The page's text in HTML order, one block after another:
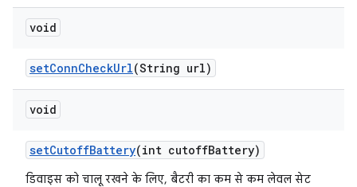
void
setConnCheckUrl(String url)
void
setCutoffBattery(int cutoffBattery)
डिवाइस को चालू रखने के लिए, बैटरी का कम से कम लेवल सेट